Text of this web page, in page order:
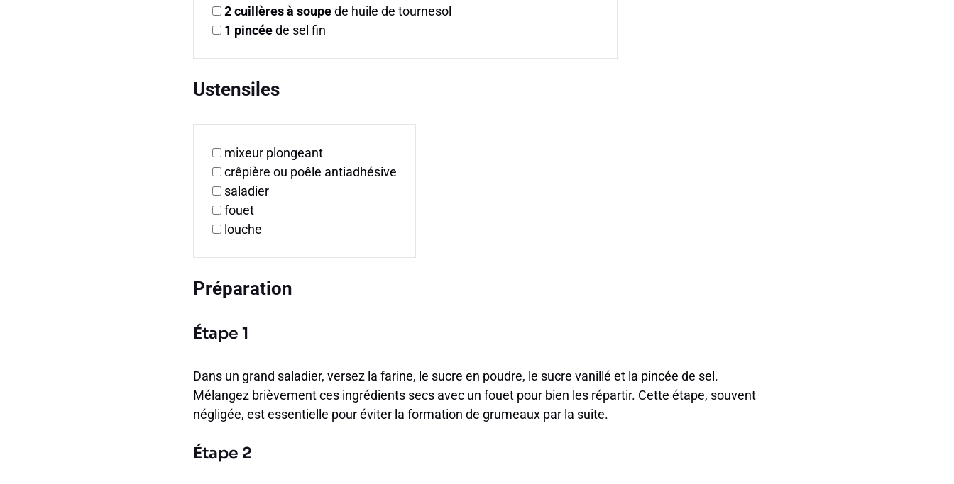
2cuillères à soupede huile de tournesol
1 pincéede sel fin
Ustensiles
mixeur plongeant
crêpière ou poêle antiadhésive
saladier
fouet
louche
Préparation
Étape 1
Dans un grand saladier, versez la farine, le sucre en poudre, le sucre vanillé et la pincée de sel.
Mélangez brièvement ces ingrédients secs avec un fouet pour bien les répartir. Cette étape, souvent
négligée, est essentielle pour éviter la formation de grumeaux par la suite.
Étape 2